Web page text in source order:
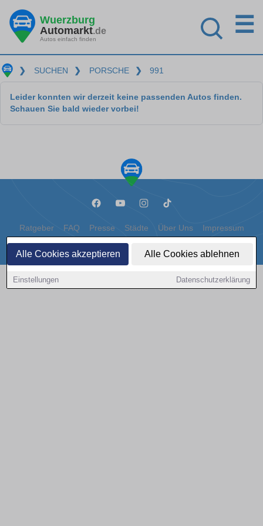
Alle Cookies akzeptieren Alle Cookies ablehnen
Einstellungen Datenschutzerklärung
Wuerzburg
Automarkt.de
Autos einfach finden
☰
❯ SUCHEN ❯ PORSCHE ❯ 991
Leider konnten wir derzeit keine passenden Autos finden.
Schauen Sie bald wieder vorbei!
Ratgeber FAQ Presse Städte Über Uns Impressum
Datenschutz Cookies
Copyright © 2000 - 2026 | 1A Infosysteme GmbH | Content by: 1a-sites-autos